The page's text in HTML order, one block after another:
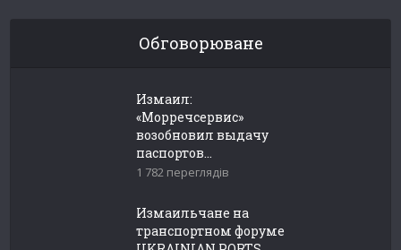
Обговорюване
Измаил:
«Морречсервис»
возобновил выдачу
паспортов...
1 782 переглядів
Измаильчане на
транспортном форуме